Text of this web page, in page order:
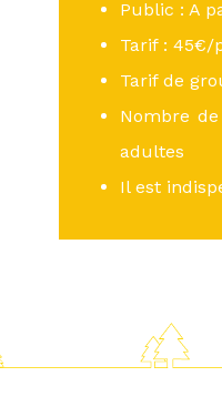
Public : A
Tarif : 45€/
Tarif de
Nombre
adultes
Il est